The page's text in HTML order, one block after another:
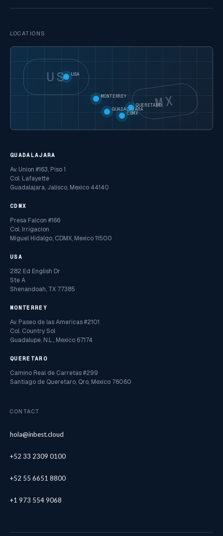
LOCATIONS
US
MX
USA
MONTERREY
GUADALAJARA
CDMX
QUERETARO
GUADALAJARA
Av. Union #163, Piso 1
Col. Lafayette
Guadalajara, Jalisco, Mexico 44140
CDMX
Presa Falcon #166
Col. Irrigacion
Miguel Hidalgo, CDMX, Mexico 11500
USA
282 Ed English Dr
Ste A
Shenandoah, TX 77385
MONTERREY
Av. Paseo de las Americas #2101
Col. Country Sol
Guadalupe, N.L., Mexico 67174
QUERETARO
Camino Real de Carretas #299
Santiago de Queretaro, Qro, Mexico 76060
CONTACT
hola@inbest.cloud
+52 33 2309 0100
+52 55 6651 8800
+1 973 554 9068